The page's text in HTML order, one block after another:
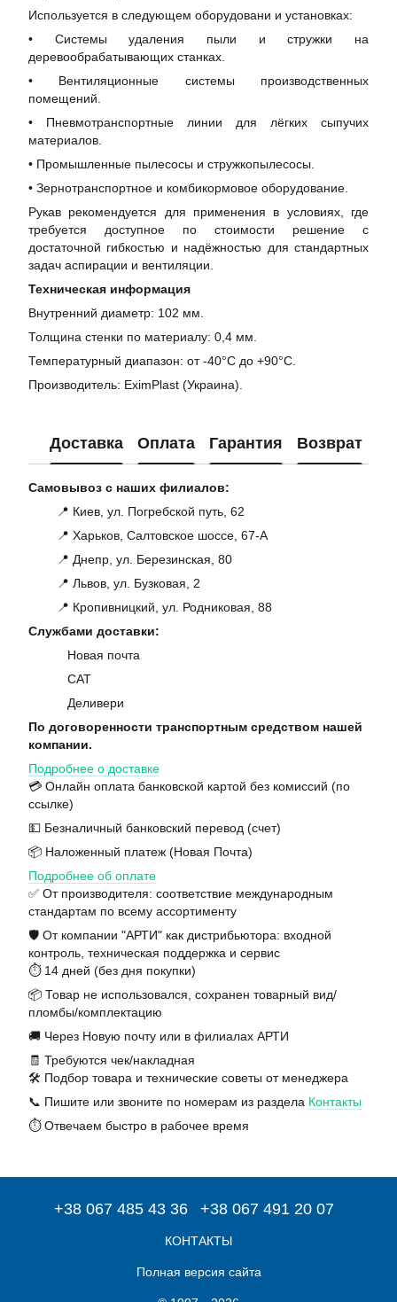
Используется в следующем оборудовани и установках:
• Системы удаления пыли и стружки на
деревообрабатывающих станках.
• Вентиляционные системы производственных
помещений.
• Пневмотранспортные линии для лёгких сыпучих
материалов.
• Промышленные пылесосы и стружкопылесосы.
• Зернотранспортное и комбикормовое оборудование.
Рукав рекомендуется для применения в условиях, где
требуется доступное по стоимости решение с
достаточной гибкостью и надёжностью для стандартных
задач аспирации и вентиляции.
Техническая информация
Внутренний диаметр: 102 мм.
Толщина стенки по материалу: 0,4 мм.
Температурный диапазон: от -40°C до +90°C.
Производитель: EximPlast (Украина).
Доставка Оплата Гарантия Возврат
Самовывоз с наших филиалов:
📍 Киев, ул. Погребской путь, 62
📍 Харьков, Салтовское шоссе, 67-А
📍 Днепр, ул. Березинская, 80
📍 Львов, ул. Бузковая, 2
📍 Кропивницкий, ул. Родниковая, 88
Службами доставки:
Новая почта
САТ
Деливери
По договоренности транспортным средством нашей
компании.
Подробнее о доставке
💳 Онлайн оплата банковской картой без комиссий (по
ссылке)
💵 Безналичный банковский перевод (счет)
📦 Наложенный платеж (Новая Почта)
Подробнее об оплате
✅ От производителя: соответствие международным
стандартам по всему ассортименту
🛡️ От компании "АРТИ" как дистрибьютора: входной
контроль, техническая поддержка и сервис
⏱️ 14 дней (без дня покупки)
📦 Товар не использовался, сохранен товарный вид/
пломбы/комплектацию
🚚 Через Новую почту или в филиалах АРТИ
🧾 Требуются чек/накладная
🛠️ Подбор товара и технические советы от менеджера
📞 Пишите или звоните по номерам из раздела Контакты
⏱️ Отвечаем быстро в рабочее время
+38 067 485 43 36 +38 067 491 20 07
КОНТАКТЫ
Полная версия сайта